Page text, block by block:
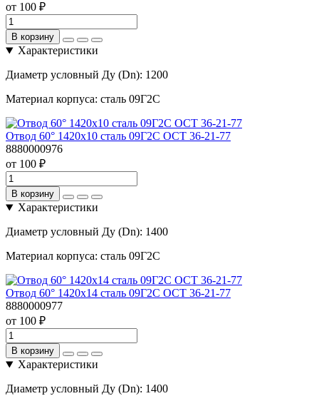
от 100 ₽
В корзину
Характеристики
Диаметр условный Ду (Dn): 1200
Материал корпуса: сталь 09Г2С
Отвод 60° 1420х10 сталь 09Г2С ОСТ 36-21-77
8880000976
от 100 ₽
В корзину
Характеристики
Диаметр условный Ду (Dn): 1400
Материал корпуса: сталь 09Г2С
Отвод 60° 1420х14 сталь 09Г2С ОСТ 36-21-77
8880000977
от 100 ₽
В корзину
Характеристики
Диаметр условный Ду (Dn): 1400